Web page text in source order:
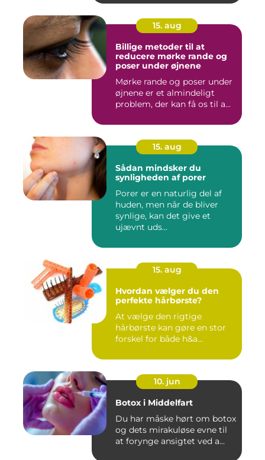
15. aug
Billige metoder til at
reducere mørke rande og
poser under øjnene
Mørke rande og poser under
øjnene er et almindeligt
problem, der kan få os til a...
15. aug
Sådan mindsker du
synligheden af porer
Porer er en naturlig del af
huden, men når de bliver
synlige, kan det give et
ujævnt uds...
15. aug
Hvordan vælger du den
perfekte hårbørste?
At vælge den rigtige
hårbørste kan gøre en stor
forskel for både h&a...
10. jun
Botox i Middelfart
Du har måske hørt om botox
og dets mirakuløse evne til
at forynge ansigtet ved a...